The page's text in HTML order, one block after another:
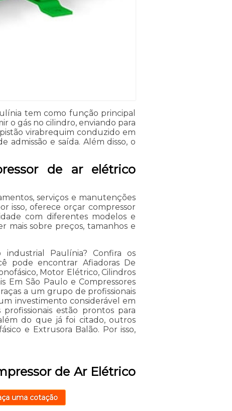
tem como função principal
o gás no cilindro, enviando para
virabrequim conduzido em
e saída. Além disso, o
de ar elétrico
serviços e manutenções
isso, oferece orçar compressor
com diferentes modelos e
mais sobre preços, tamanhos e
Paulínia? Confira os
pode encontrar Afiadoras De
Motor Elétrico, Cilindros
Em São Paulo e Compressores
a um grupo de profissionais
investimento considerável em
estão prontos para
do que já foi citado, outros
e Extrusora Balão. Por isso,
de Ar Elétrico
uma cotação